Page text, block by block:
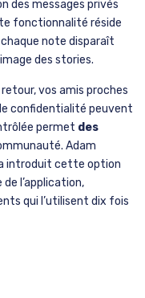
des messages privés
fonctionnalité réside
chaque note disparaît
des stories.
vos amis proches
confidentialité peuvent
permet des
Adam
a introduit cette option
l’application,
qui l’utilisent dix fois